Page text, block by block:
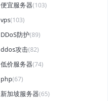
便宜服务器(103)
vps(103)
DDoS防护(89)
ddos攻击(82)
低价服务器(74)
php(67)
新加坡服务器(65)